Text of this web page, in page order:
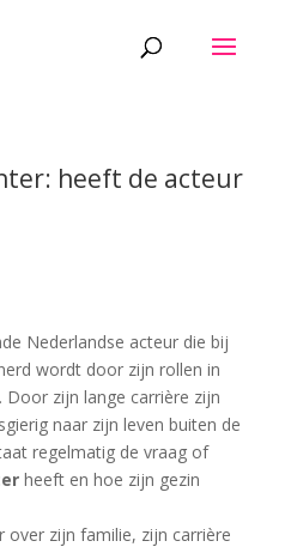
heeft de acteur
Nederlandse acteur die bij
wordt door zijn rollen in
Door zijn lange carrière zijn
naar zijn leven buiten de
regelmatig de vraag of
heeft en hoe zijn gezin
over zijn familie, zijn carrière